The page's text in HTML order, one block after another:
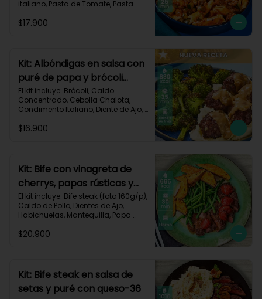
italiano, Pasta de Tomate, Pasta
Zucchini Verde, Receta Impresa.
$17.900
Kit: Albóndigas en salsa con
puré de papa y brócoli
asado-137
El kit incluye: Brócoli, Caldo
Concentrado, Cebolla Chalota,
Condimento Italiano, Diente de Ajo,
Molida (150g/p), Salsa de Soya,
$16.900
Kit: Bife con vinagreta de
cherrys, papas rústicas y
habichuelas-61
El kit incluye: Bife steak (foto 160g/p),
Caldo de Pollo, Dientes de Ajo,
Habichuelas, Mantequilla, Papa
Cherry, Vinagre Balsámico, Receta
Grasas 40g
$20.900
Kit: Bife steak en salsa de
setas y puré con queso-36